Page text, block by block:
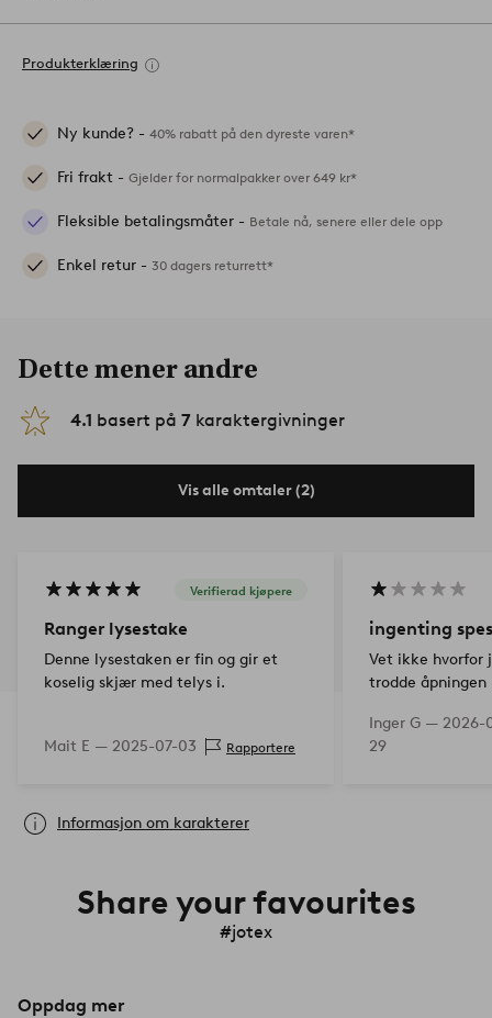
Produkterklæring
Ny kunde? - 40% rabatt på den dyreste varen*
Fri frakt - Gjelder for normalpakker over 649 kr*
Fleksible betalingsmåter - Betale nå, senere eller dele opp
Enkel retur - 30 dagers returrett*
Dette mener andre
4.1 basert på 7 karaktergivninger
Vis alle omtaler (2)
Verifierad kjøpere
Ranger lysestake
Denne lysestaken er fin og gir et
koselig skjær med telys i.
Mait E — 2025-07-03 Rapportere
ingenting
Vet ikke hvorfor
trodde åpningen
et større telys
bra med et lite
Inger G — 2026-
29
Informasjon om karakterer
Share your favourites
#jotex
Oppdag mer